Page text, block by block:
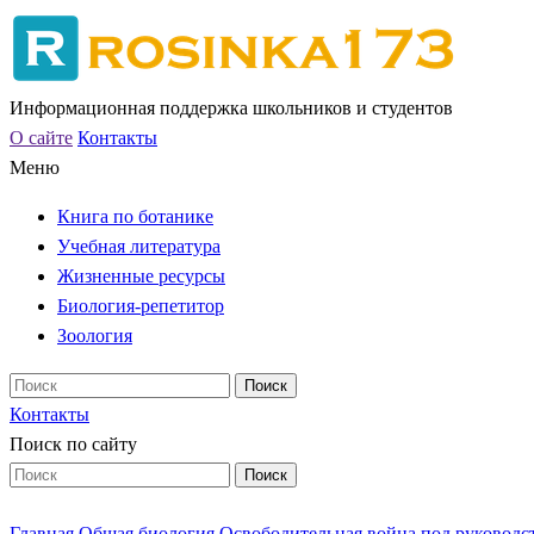
Информационная поддержка школьников и студентов
О сайте Контакты
Меню
Книга по ботанике
Учебная литература
Жизненные ресурсы
Биология-репетитор
Зоология
Контакты
Поиск по сайту